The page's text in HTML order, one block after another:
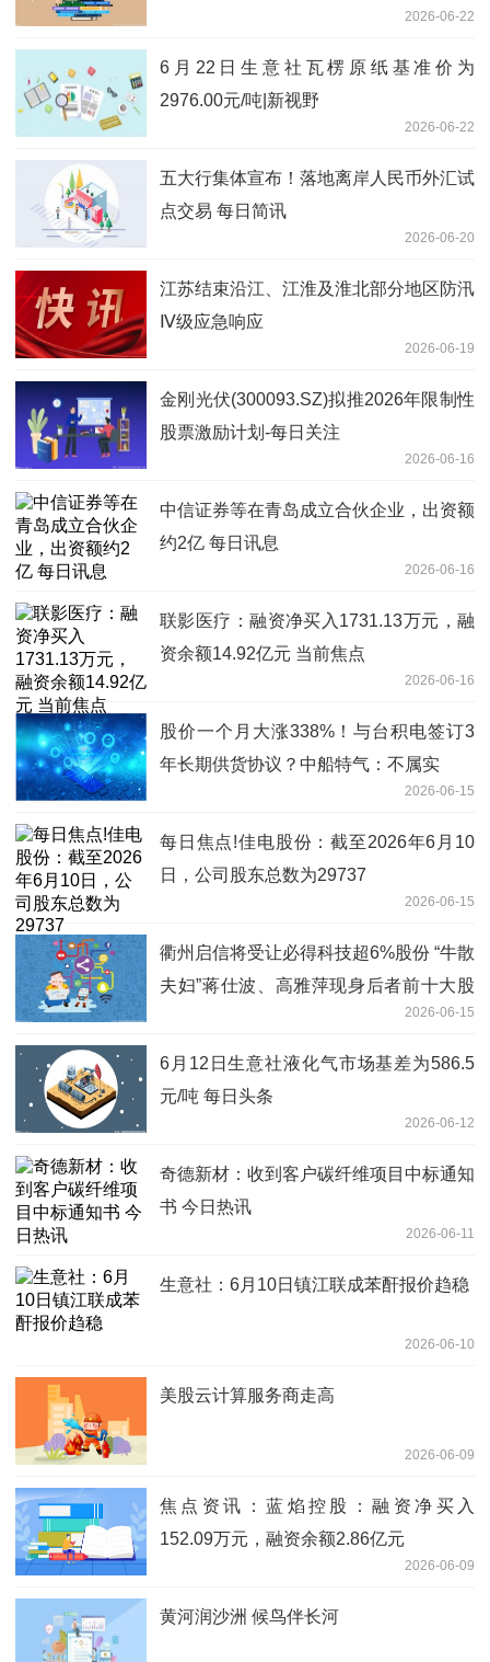
2026-06-22
6月22日生意社瓦楞原纸基准价为
2976.00元/吨|新视野
2026-06-22
五大行集体宣布！落地离岸人民币外汇试
点交易 每日简讯
2026-06-20
江苏结束沿江、江淮及淮北部分地区防汛
Ⅳ级应急响应
2026-06-19
金刚光伏(300093.SZ)拟推2026年限制性
股票激励计划-每日关注
2026-06-16
中信证券等在青岛成立合伙企业，出资额
约2亿 每日讯息
2026-06-16
联影医疗：融资净买入1731.13万元，融
资余额14.92亿元 当前焦点
2026-06-16
股价一个月大涨338%！与台积电签订3
年长期供货协议？中船特气：不属实
2026-06-15
每日焦点!佳电股份：截至2026年6月10
日，公司股东总数为29737
2026-06-15
衢州启信将受让必得科技超6%股份 “牛散
夫妇”蒋仕波、高雅萍现身后者前十大股
2026-06-15
6月12日生意社液化气市场基差为586.5
元/吨 每日头条
2026-06-12
奇德新材：收到客户碳纤维项目中标通知
书 今日热讯
2026-06-11
生意社：6月10日镇江联成苯酐报价趋稳
2026-06-10
美股云计算服务商走高
2026-06-09
焦点资讯：蓝焰控股：融资净买入
152.09万元，融资余额2.86亿元
2026-06-09
黄河润沙洲 候鸟伴长河